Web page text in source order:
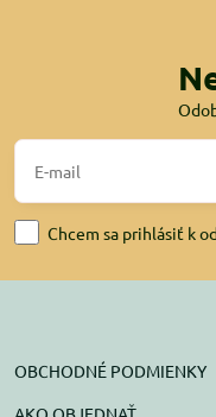
Chcem sa prihlásiť k
OBCHODNÉ PODMIENKY